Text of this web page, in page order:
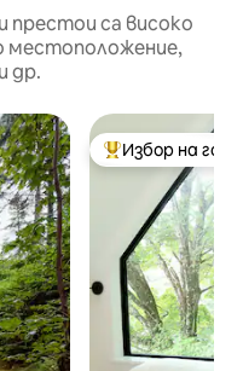
престои са високо
местоположение,
др.
Най-популярен
Избор на